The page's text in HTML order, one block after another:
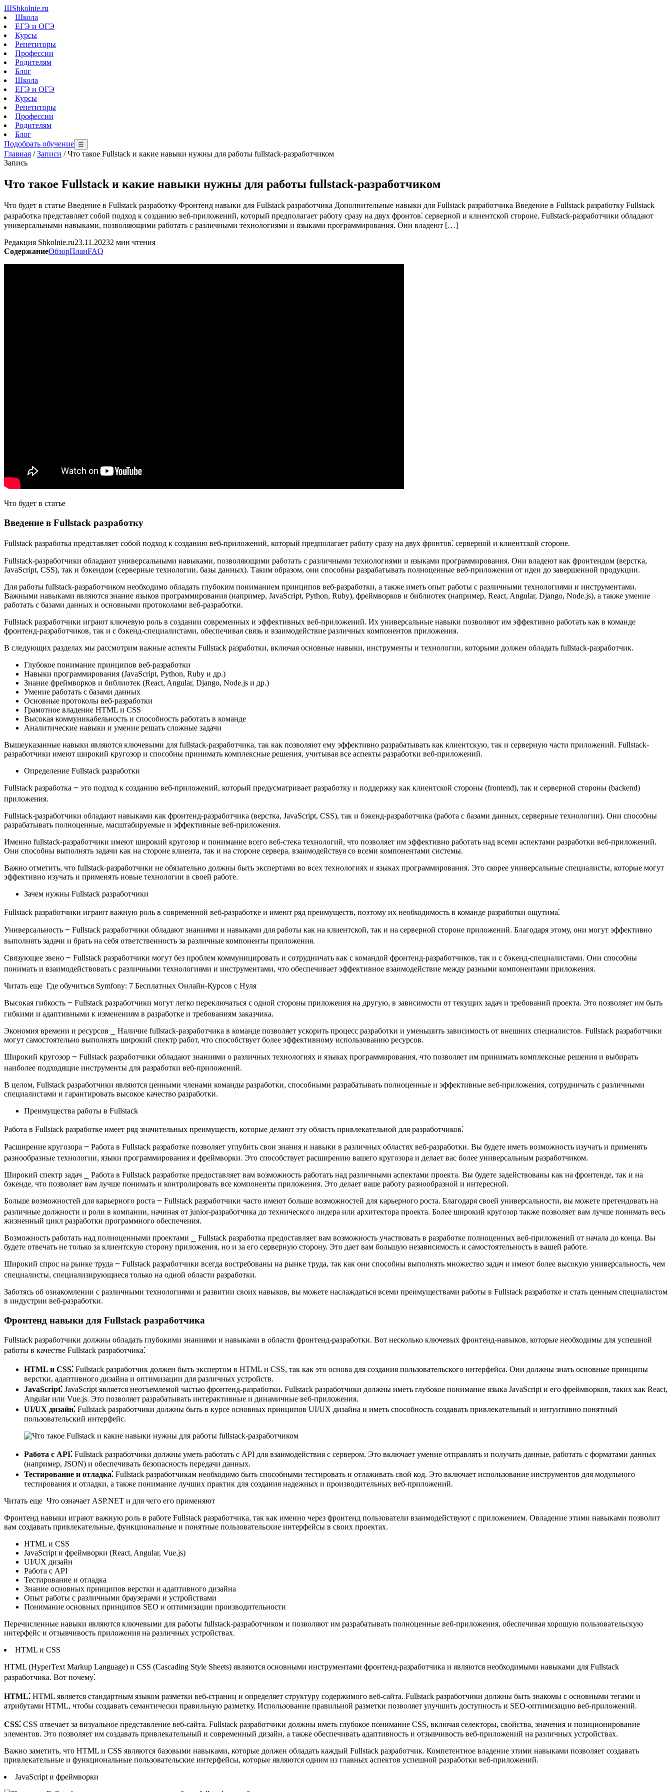
ШShkolnie.ru
Школа
ЕГЭ и ОГЭ
Курсы
Репетиторы
Профессии
Родителям
Блог
Школа
ЕГЭ и ОГЭ
Курсы
Репетиторы
Профессии
Родителям
Блог
Подобрать обучение ☰
Главная /Записи /Что такое Fullstack и какие навыки нужны для работы fullstack-разработчиком
Запись
Что такое Fullstack и какие навыки нужны для работы fullstack-разработчиком
Что будет в статье Введение в Fullstack разработку Фронтенд навыки для Fullstack разработчика Дополнительные навыки для Fullstack разработчика Введение в Fullstack разработку Fullstack
разработка представляет собой подход к созданию веб-приложений, который предполагает работу сразу на двух фронтов⁚ серверной и клиентской стороне.​ Fullstack-разработчики обладают
универсальными навыками, позволяющими работать с различными технологиями и языками программирования.​ Они владеют […]
Редакция Shkolnie.ru23.11.20232 мин чтения
СодержаниеОбзорПланFAQ
Что будет в статье
Введение в Fullstack разработку
Fullstack разработка представляет собой подход к созданию веб-приложений, который предполагает работу сразу на двух фронтов⁚ серверной и клиентской стороне.​
Fullstack-разработчики обладают универсальными навыками, позволяющими работать с различными технологиями и языками программирования.​ Они владеют как фронтендом (верстка,
JavaScript, CSS), так и бэкендом (серверные технологии, базы данных).​ Таким образом, они способны разрабатывать полноценные веб-приложения от идеи до завершенной продукции.​
Для работы fullstack-разработчиком необходимо обладать глубоким пониманием принципов веб-разработки, а также иметь опыт работы с различными технологиями и инструментами.​
Важными навыками являются знание языков программирования (например, JavaScript, Python, Ruby), фреймворков и библиотек (например, React, Angular, Django, Node.​js), а также умение
работать с базами данных и основными протоколами веб-разработки.​
Fullstack разработчики играют ключевую роль в создании современных и эффективных веб-приложений.​ Их универсальные навыки позволяют им эффективно работать как в команде
фронтенд-разработчиков, так и с бэкенд-специалистами, обеспечивая связь и взаимодействие различных компонентов приложения.​
В следующих разделах мы рассмотрим важные аспекты Fullstack разработки, включая основные навыки, инструменты и технологии, которыми должен обладать fullstack-разработчик.​
Глубокое понимание принципов веб-разработки
Навыки программирования (JavaScript, Python, Ruby и др.​)
Знание фреймворков и библиотек (React, Angular, Django, Node.js и др.​)
Умение работать с базами данных
Основные протоколы веб-разработки
Грамотное владение HTML и CSS
Высокая коммуникабельность и способность работать в команде
Аналитические навыки и умение решать сложные задачи
Вышеуказанные навыки являются ключевыми для fullstack-разработчика, так как позволяют ему эффективно разрабатывать как клиентскую, так и серверную части приложений.​ Fullstack-
разработчики имеют широкий кругозор и способны принимать комплексные решения, учитывая все аспекты разработки веб-приложений.
Определение Fullstack разработки
Fullstack разработка ౼ это подход к созданию веб-приложений, который предусматривает разработку и поддержку как клиентской стороны (frontend), так и серверной стороны (backend)
приложения.​
Fullstack-разработчики обладают навыками как фронтенд-разработчика (верстка, JavaScript, CSS), так и бэкенд-разработчика (работа с базами данных, серверные технологии).​ Они способны
разрабатывать полноценные, масштабируемые и эффективные веб-приложения.
Именно fullstack-разработчики имеют широкий кругозор и понимание всего веб-стека технологий, что позволяет им эффективно работать над всеми аспектами разработки веб-приложений.
Они способны выполнять задачи как на стороне клиента, так и на стороне сервера, взаимодействуя со всеми компонентами системы.​
Важно отметить, что fullstack-разработчики не обязательно должны быть экспертами во всех технологиях и языках программирования.​ Это скорее универсальные специалисты, которые могут
эффективно изучать и применять новые технологии в своей работе.
Зачем нужны Fullstack разработчики
Fullstack разработчики играют важную роль в современной веб-разработке и имеют ряд преимуществ, поэтому их необходимость в команде разработки ощутима⁚
Универсальность ౼ Fullstack разработчики обладают знаниями и навыками для работы как на клиентской, так и на серверной стороне приложений. Благодаря этому, они могут эффективно
выполнять задачи и брать на себя ответственность за различные компоненты приложения.​
Связующее звено ౼ Fullstack разработчики могут без проблем коммуницировать и сотрудничать как с командой фронтенд-разработчиков, так и с бэкенд-специалистами.​ Они способны
понимать и взаимодействовать с различными технологиями и инструментами, что обеспечивает эффективное взаимодействие между разными компонентами приложения.​
Читать еще Где обучиться Symfony: 7 Бесплатных Онлайн-Курсов с Нуля
Высокая гибкость ౼ Fullstack разработчики могут легко переключаться с одной стороны приложения на другую, в зависимости от текущих задач и требований проекта.​ Это позволяет им быть
гибкими и адаптивными к изменениям в разработке и требованиям заказчика.​
Экономия времени и ресурсов ⎯ Наличие fullstack-разработчика в команде позволяет ускорить процесс разработки и уменьшить зависимость от внешних специалистов.​ Fullstack разработчики
могут самостоятельно выполнять широкий спектр работ, что способствует более эффективному использованию ресурсов.​
Широкий кругозор ౼ Fullstack разработчики обладают знаниями о различных технологиях и языках программирования, что позволяет им принимать комплексные решения и выбирать
наиболее подходящие инструменты для разработки веб-приложений.
В целом, Fullstack разработчики являются ценными членами команды разработки, способными разрабатывать полноценные и эффективные веб-приложения, сотрудничать с различными
специалистами и гарантировать высокое качество разработки.​
Преимущества работы в Fullstack
Работа в Fullstack разработке имеет ряд значительных преимуществ, которые делают эту область привлекательной для разработчиков⁚
Расширение кругозора ౼ Работа в Fullstack разработке позволяет углубить свои знания и навыки в различных областях веб-разработки.​ Вы будете иметь возможность изучать и применять
разнообразные технологии, языки программирования и фреймворки.​ Это способствует расширению вашего кругозора и делает вас более универсальным разработчиком.
Широкий спектр задач ⎯ Работа в Fullstack разработке предоставляет вам возможность работать над различными аспектами проекта. Вы будете задействованы как на фронтенде, так и на
бэкенде, что позволяет вам лучше понимать и контролировать все компоненты приложения.​ Это делает ваше работу разнообразной и интересной.​
Больше возможностей для карьерного роста ౼ Fullstack разработчики часто имеют больше возможностей для карьерного роста.​ Благодаря своей универсальности, вы можете претендовать на
различные должности и роли в компании, начиная от junior-разработчика до технического лидера или архитектора проекта. Более широкий кругозор также позволяет вам лучше понимать весь
жизненный цикл разработки программного обеспечения.​
Возможность работать над полноценными проектами ⎯ Fullstack разработка предоставляет вам возможность участвовать в разработке полноценных веб-приложений от начала до конца.​ Вы
будете отвечать не только за клиентскую сторону приложения, но и за его серверную сторону.​ Это дает вам большую независимость и самостоятельность в вашей работе.​
Широкий спрос на рынке труда ౼ Fullstack разработчики всегда востребованы на рынке труда, так как они способны выполнять множество задач и имеют более высокую универсальность, чем
специалисты, специализирующиеся только на одной области разработки.​
Заботясь об ознакомлении с различными технологиями и развитии своих навыков, вы можете наслаждаться всеми преимуществами работы в Fullstack разработке и стать ценным специалистом
в индустрии веб-разработки.​
Фронтенд навыки для Fullstack разработчика
Fullstack разработчики должны обладать глубокими знаниями и навыками в области фронтенд-разработки.​ Вот несколько ключевых фронтенд-навыков, которые необходимы для успешной
работы в качестве Fullstack разработчика⁚
HTML и CSS⁚ Fullstack разработчик должен быть экспертом в HTML и CSS, так как это основа для создания пользовательского интерфейса.​ Они должны знать основные принципы
верстки, адаптивного дизайна и оптимизации для различных устройств.​
JavaScript⁚ JavaScript является неотъемлемой частью фронтенд-разработки.​ Fullstack разработчики должны иметь глубокое понимание языка JavaScript и его фреймворков, таких как React,
Angular или Vue.​js.​ Это позволяет разрабатывать интерактивные и динамичные веб-приложения.​
UI/UX дизайн⁚ Fullstack разработчики должны быть в курсе основных принципов UI/UX дизайна и иметь способность создавать привлекательный и интуитивно понятный
пользовательский интерфейс.
Работа с API⁚ Fullstack разработчики должны уметь работать с API для взаимодействия с сервером.​ Это включает умение отправлять и получать данные, работать с форматами данных
(например, JSON) и обеспечивать безопасность передачи данных.​
Тестирование и отладка⁚ Fullstack разработчикам необходимо быть способными тестировать и отлаживать свой код.​ Это включает использование инструментов для модульного
тестирования и отладки, а также понимание лучших практик для создания надежных и производительных веб-приложений.
Читать еще Что означает ASP.NET и для чего его применяют
Фронтенд навыки играют важную роль в работе Fullstack разработчика, так как именно через фронтенд пользователи взаимодействуют с приложением.​ Овладение этими навыками позволит
вам создавать привлекательные, функциональные и понятные пользовательские интерфейсы в своих проектах.
HTML и CSS
JavaScript и фреймворки (React, Angular, Vue.​js)
UI/UX дизайн
Работа с API
Тестирование и отладка
Знание основных принципов верстки и адаптивного дизайна
Опыт работы с различными браузерами и устройствами
Понимание основных принципов SEO и оптимизации производительности
Перечисленные навыки являются ключевыми для работы fullstack-разработчиком и позволяют им разрабатывать полноценные веб-приложения, обеспечивая хорошую пользовательскую
интерфейс и отзывчивость приложения на различных устройствах.​
HTML и CSS
HTML (HyperText Markup Language) и CSS (Cascading Style Sheets) являются основными инструментами фронтенд-разработчика и являются необходимыми навыками для Fullstack
разработчика.​ Вот почему⁚
HTML⁚ HTML является стандартным языком разметки веб-страниц и определяет структуру содержимого веб-сайта. Fullstack разработчики должны быть знакомы с основными тегами и
атрибутами HTML, чтобы создавать семантически правильную разметку.​ Использование правильной разметки позволяет улучшить доступность и SEO-оптимизацию веб-приложений.​
CSS⁚ CSS отвечает за визуальное представление веб-сайта.​ Fullstack разработчики должны иметь глубокое понимание CSS, включая селекторы, свойства, значения и позиционирование
элементов.​ Это позволяет им создавать привлекательный и современный дизайн, а также обеспечивать адаптивность и отзывчивость веб-приложений на различных устройствах.​
Важно заметить, что HTML и CSS являются базовыми навыками, которые должен обладать каждый Fullstack разработчик.​ Компетентное владение этими навыками позволяет создавать
привлекательные и функциональные пользовательские интерфейсы, которые являются одним из главных аспектов успешной разработки веб-приложений.​
JavaScript и фреймворки